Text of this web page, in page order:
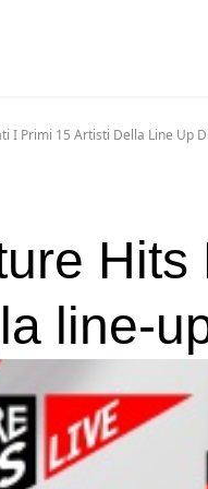
I Primi 15 Artisti Della Line Up
line-